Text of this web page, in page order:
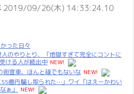
2019/09/26(木) 14:33:24.10
った日々
のやりとり、「地獄すぎて完全にコントに
ける人が続出中 NEW!
街宣車、ほんと碌でもないな NEW!
億円騙し取られた…」ワイ「はえーかわい
ぁ」
NEW!